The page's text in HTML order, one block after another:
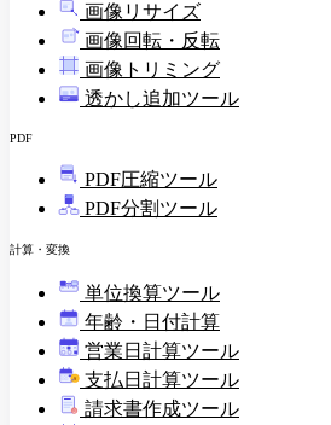
画像リサイズ
画像回転・反転
画像トリミング
透かし追加ツール
PDF
PDF圧縮ツール
PDF分割ツール
計算・変換
単位換算ツール
年齢・日付計算
営業日計算ツール
¥ 支払日計算ツール
印
請求書作成ツール